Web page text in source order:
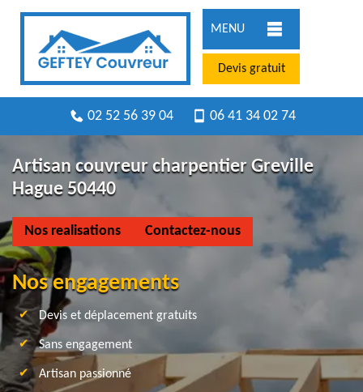
MENU
Devis gratuit
02 52 56 39 04 06 41 34 02 74
Artisan couvreur charpentier Greville
Hague 50440
Nos realisations Contactez-nous
Nos engagements
Devis et déplacement gratuits
Sans engagement
Artisan passionné